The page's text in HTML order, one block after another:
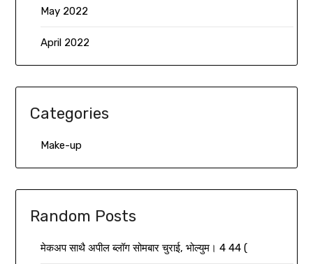
May 2022
April 2022
Categories
Make-up
Random Posts
मेकअप साथै अपील ब्लॉग सोमबार चुराई, भोल्युम। 4 44 (